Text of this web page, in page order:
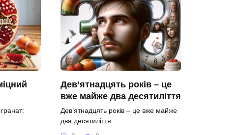
Дев’ятнадцять років – це
вже майже два десятиліття
Дев’ятнадцять років – це вже майже
два десятиліття